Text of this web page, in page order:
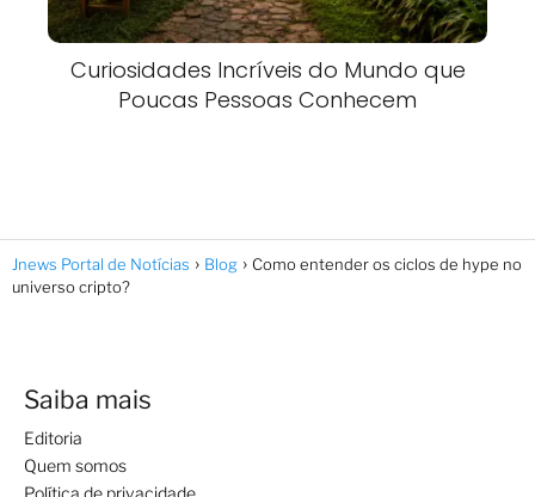
Curiosidades Incríveis do Mundo que
Poucas Pessoas Conhecem
Jnews Portal de Notícias Blog
Como entender os ciclos de hype no
universo cripto?
Saiba mais
Editoria
Quem somos